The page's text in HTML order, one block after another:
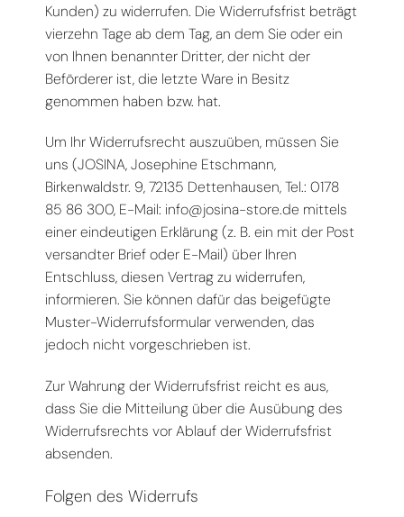
Kunden) zu widerrufen. Die Widerrufsfrist beträgt
vierzehn Tage ab dem Tag, an dem Sie oder ein
von Ihnen benannter Dritter, der nicht der
Beförderer ist, die letzte Ware in Besitz
genommen haben bzw. hat.
Um Ihr Widerrufsrecht auszuüben, müssen Sie
uns (JOSINA, Josephine Etschmann,
Birkenwaldstr. 9, 72135 Dettenhausen, Tel.: 0178
85 86 300, E-Mail: info@josina-store.de mittels
einer eindeutigen Erklärung (z. B. ein mit der Post
versandter Brief oder E-Mail) über Ihren
Entschluss, diesen Vertrag zu widerrufen,
informieren. Sie können dafür das beigefügte
Muster-Widerrufsformular verwenden, das
jedoch nicht vorgeschrieben ist.
Zur Wahrung der Widerrufsfrist reicht es aus,
dass Sie die Mitteilung über die Ausübung des
Widerrufsrechts vor Ablauf der Widerrufsfrist
absenden.
Folgen des Widerrufs